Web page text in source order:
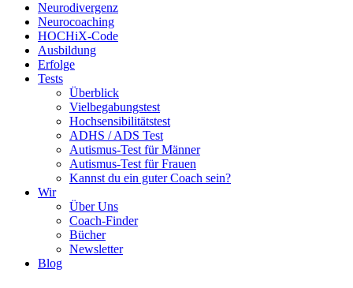
Neurodivergenz
Neurocoaching
HOCHiX-Code
Ausbildung
Erfolge
Tests
Überblick
Vielbegabungstest
Hochsensibilitätstest
ADHS / ADS Test
Autismus-Test für Männer
Autismus-Test für Frauen
Kannst du ein guter Coach sein?
Wir
Über Uns
Coach-Finder
Bücher
Newsletter
Blog